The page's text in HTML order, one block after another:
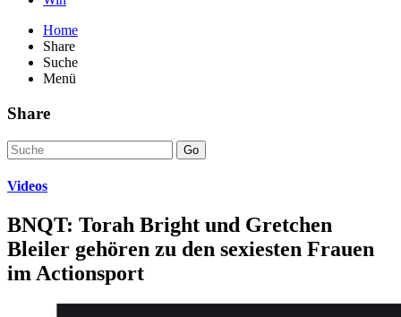
Home
Share
Suche
Menü
Share
Go
Videos
BNQT: Torah Bright und Gretchen
Bleiler gehören zu den sexiesten Frauen
im Actionsport